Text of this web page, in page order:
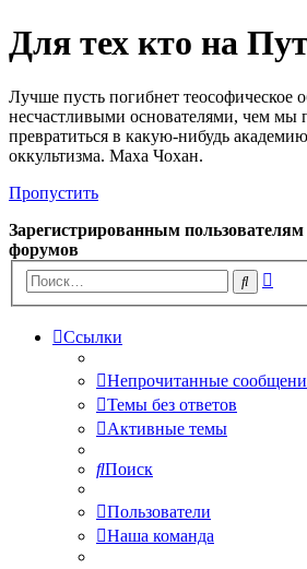
Для тех кто на
Лучше пусть погибнет теософическое
несчастливыми основателями, чем мы
превратиться в какую-нибудь
оккультизма. Маха Чохан.
Пропустить
Зарегистрированным
форумов
Поиск
Ссылки
Непрочитанные
Темы без ответов
Активные темы
Поиск
Пользователи
Наша команда